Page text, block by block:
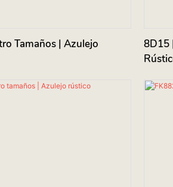
Tamaños | Azulejo
8D15